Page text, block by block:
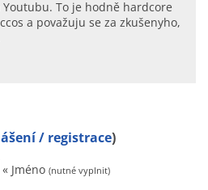
To je hodně hardcore
a považuju se za zkušenyho,
/ registrace)
« Jméno (nutné vyplnit)